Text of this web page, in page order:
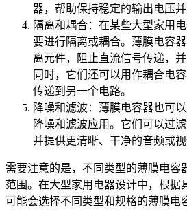
器，帮助保持稳定的输出电压并
隔离和耦合：在某些大型家用
要进行隔离或耦合。薄膜电容
离元件，阻止直流信号传递，
同时，它们还可以用作耦合电
传递到另一个电路。
降噪和滤波：薄膜电容器也可
降噪和滤波应用。它们可以过
并提供更清晰、干净的音频或视
需要注意的是，不同类型的薄膜电容
范围。在大型家用电器设计中，根据
可能会选择不同类型和规格的薄膜电